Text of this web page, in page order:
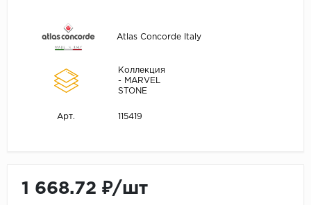
Atlas Concorde Italy
Коллекция
- MARVEL
STONE
Арт. 115419
1 668.72 ₽/шт